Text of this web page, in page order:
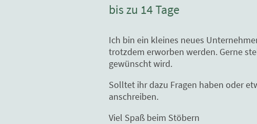
bis zu 14 Tage
Ich bin ein kleines neues
trotzdem erworben werden. Gerne
gewünscht wird.
Solltet ihr dazu Fragen haben oder
anschreiben.
Viel Spaß beim Stöbern